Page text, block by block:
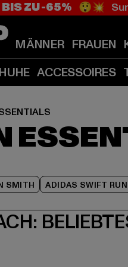
BIS ZU -65% 😲💥
MÄNNER FRAUEN
ACCESSOIRES
SMITH ADIDAS SWIFT RUN